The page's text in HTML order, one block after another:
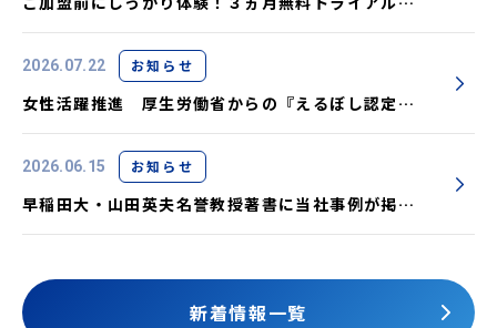
施中です
2026.07.22 お知らせ
女性活躍推進 厚生労働省からの『えるぼし認定』
取得しました
2026.06.15 お知らせ
早稲田大・山田英夫名誉教授著書に当社事例が掲載
されました
新着情報一覧